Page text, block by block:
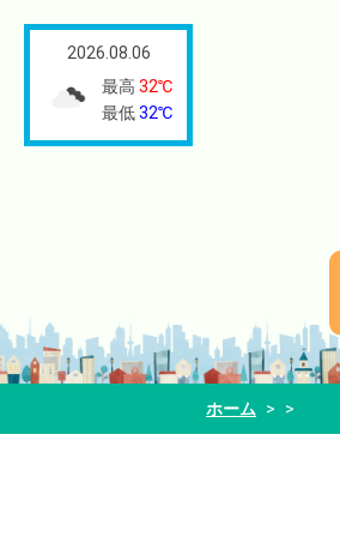
2026.08.06
最高 32℃
最低32℃
ホーム > >